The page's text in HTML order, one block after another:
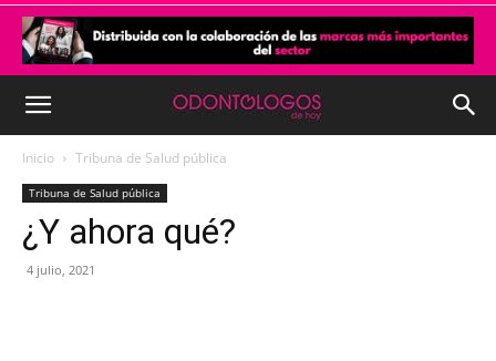
Inicio Tribuna de Salud pública
Tribuna de Salud pública
¿Y ahora qué?
4 julio, 2021